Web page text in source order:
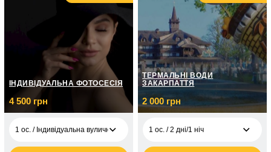
4 ос. / 1 година/до 4
1 500
грн
4 ос. / 2 години/1-4
осіб
3 000
грн
ІНДИВІДУАЛЬНА ФОТОСЕСІЯ
4 500 грн
1 ос. / Індивідуальна вулична фотосесія/до 1 години
ТЕРМАЛЬНІ ВОДИ
ЗАКАРПАТТЯ
2 000 грн
1 ос. / 2 дні/1 ніч